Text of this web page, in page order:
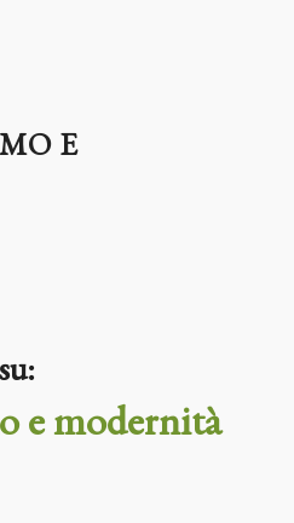
E
e modernità